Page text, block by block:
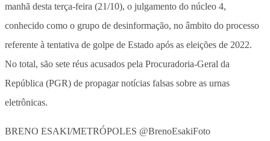
manhã desta terça-feira (21/10), o julgamento do núcleo 4,
conhecido como o grupo de desinformação, no âmbito do processo
referente à tentativa de golpe de Estado após as eleições de 2022.
No total, são sete réus acusados pela Procuradoria-Geral da
República (PGR) de propagar notícias falsas sobre as urnas
eletrônicas.
BRENO ESAKI/METRÓPOLES @BrenoEsakiFoto